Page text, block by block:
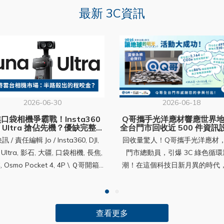
最新 3C資訊
2026-06-30
袋相機爭霸戰！Insta360
搶佔先機？優缺完整分
析＋套裝購買攻略
人機專利、結構設計和影像處理技術，大疆也提出：影石部分發明人曾是 DJI 核心研發人員，依中國專利法，這些可能屬於「職務發明」，專利權應歸大疆所有。 目前六月這場在美國，大疆針對「外觀」和「技術」兩個大方向指控影石，並要求法院下達永久禁制令，可以說大疆於美國市場受限的情況底下，也試圖阻擋 Luna 系列在美國的銷售。 外觀方面，說影石抄了 DJI Osmo Pocket 的基礎外觀，包含手柄造型、雲台結構、可旋轉螢幕、按鍵配置、整體比例⋯⋯等等；也有另一說，說這是產品設計的「趨同演化」；源自生物學，不同物種因相同環境壓力演化出相似特徵（例如鯊魚和海豚體型趨同），但⋯⋯口袋雲台相機真的沒有其他設計外觀可以嘗試了嗎？技術方面，大疆認為影石的 Luna 複製了 Osmo Pocket 的以下核心功能：主體追蹤、雲台方向跟隨控制、雲台模式切換、鎖定拍攝方向功能（Lock Mode）；大疆在訴狀中甚至使用了相當強烈的措辭「blatantly copy」公然抄襲。 沒人是紙老虎，影石迅速反擊 Insta360 會接受這些指控嗎？當然不。非常快地，隔天 Insta360 就在美國提出反訴。指控 DJI 侵犯影石五項專利，包括雲台穩定技術、雲台方向控制、平滑防震演算法等等；產品線涉及 Osmo Pocket、Ronin / RS、Osmo Mobile、Osmo 360。 Insta360 創辦人劉靖康在日本 DC.Watch 的專訪表示：Luna 專案其實從 2020 年就開始開發，技術源自：ONE R、Link 網路攝影機、Flow 手機穩定器；並非抄襲 DJI。而 DJI 選在 Luna 發售當天提告，反而彰顯其害怕競爭的心理。 不過，在 DJI 提交美國德州東區法院的訴狀中，DJI 的立場相當明確：Luna 系列不只是外觀接近，而是從機身輪廓到功能組合，都「全面複製」DJI 花費多年研發並取得專利的 Osmo Pocket 系列技術。 換句話說，Insta360 把這場官司定調為「巨頭打壓新競爭者」；DJI 則在訴訟文件中把它定調為「保護多年研發成果與專利權」。 目前訴訟火熱進行中，而 Luna Ultra 至此據說買氣和銷量也不錯。究竟這台 Luna Ultra 有什麼能耐，讓大疆不得不動真格？讓我們一起看下去⋯⋯（老套） （⭡回目錄） 二、Luna Ultra 規格大解密——徠卡加持了什麼？ 看完以上（激發潛能）的良性競爭（嗎？），讓我們將鏡頭從法院重新聚焦回這次主角，也就是無情搶在 DJI Osmo Pocket 4P 之前亮眼登場的：Insta360 Luna Ultra，雙鏡頭口袋雲台相機。（竟然直接出了高階版，聽說之後才會出 Luna 基礎款，與 4P 競爭的意味很鮮明啊） 說徠卡之前，先說說口袋雲台相機存在的意義 如果你還沒有一台口袋相機、也不明白像 Pocket 這樣手持式的雲台相機，買來要做什麼用？手機不夠用嗎？簡單說，一來是讓單一功能交給專業設備，解放手機；避免長時間的錄影會讓手機發燙耗電，不必犧牲了手機本來在生活中的功能（導航、查資料、行動支付）。Luna Ultra 除了以白色打入喜歡輕盈形象的市場，可分離的螢幕更是主打賣點，當個會拍照的好男友簡直易如反掌。（嗯？你說要先有什麼？） 二來，專為紀錄的設備多方面體驗都優於手機，尤其在抗震防抖、儲存空間、使用體驗（握法、操作）的面向設計都比手機來的友善——穩定器（雲台）讓你放心行動，拍個片不用如履薄冰怕晃動；獨立的儲存空間和記憶卡，方便收納更多回憶；最後，單手握持就能拍出震撼美景，需要時還能用自帶腳架立著自拍，這樣的體驗怎能讓旅行者不愛？ Luna Ultra 五個重點特色 項目說明1. 聯名研發影石 Insta360 × Leica 德國徠卡 共同研發2. 鏡頭規格1 英吋主鏡頭（F1.8 光圈、14 檔動態範圍） 1/1.3 英吋長焦鏡頭（F2.0 光圈）3. 變焦能力6 倍無損變焦（120mm） + 最高 12 倍變焦（240mm） 4. 晶片系統業界首款 AI 三晶片系統： 1 張高通 4nm 旗艦晶片 + 2 張專業影像晶片 支援 4K 60fps 夜拍錄影 5. 可拆卸螢幕2 吋 OLED 可拆卸式圖傳遙控螢幕 最遠 20 公尺圖傳 內建麥克風可收音 一機雙徠卡，畫質有底氣像 2008 年的皮克斯電影主角瓦利，橫向排列的雙鏡頭，似嘴巴處放上徠卡聯名標誌 LEICA，左邊主鏡頭，感光元件 1 吋，畫素約 3700 萬等級（依官方主鏡頭靜態照片參數推算），錄影最高 8K（約3300萬畫素）， 具備 F1.8 大光圈與 14 檔動態範圍；右邊則是 1/1.3 吋的徠卡長焦鏡頭，F2.0 光圈，負責 3 倍光學以上的遠攝與空間壓縮感。 徠卡是擁有超過一個半世紀光學底蘊、並有百年相機工藝傳承的德國影像品牌。 徠卡加持——色彩真功夫，鏡頭給門面？你會不會懷疑，Luna Ultra 的徠卡聯名是真材實料還是行銷噱頭？答案是：色彩科學這塊徠卡是明確有感、拍幾張照片就能驗證；鏡頭設計的部分，徠卡實際貢獻多少則是外人很難說死的灰色地帶。Insta360 ONE R 1 英吋版官方宣傳圖，雙機並列展示，紅黑配色機身搭載 Leica 認證鏡頭，為雙方最早期的合作機型。這已經不是 Insta360 第一次找徠卡了——兩家從 2020 年的 ONE R 一英吋版就開始合作，至今橫跨六年，期間推出過 ONE R、Ace Pro、Ace Pro 2 等多款聯名機種。而「徠卡聯名」實際上代表什麼？參考目前被認為合作最深的小米案例，徠卡主管 Pablo Noda 在 Counterpoint 專訪 表示徠卡通常會在幾個環節協助，包括：鏡頭共研、感光元件選擇建議、ISP（影像信號處理器）調校，以及「色彩科學」。徠卡通常不負責生產感光元件，這部分還是廠商自己的事。Leica Camera 位於德國 Wetzlar 萊茲公園（Leitz-Park）的圓形玻璃帷幕總部大樓外觀，銀灰色雙圓柱建築頂端標有紅色 Leica 標誌。 在徠卡可能參與合作的環節裡，色彩科學是最容易被看見的。Insta360 Luna Ultra 中設定即可見 Natural、Vivid、Chrome（自然、生動、復古）三組徠卡原廠色彩濾鏡；好不好用，使用者拍幾張比一比就知道。Insta360 App ＞「我的」＞「照片水印」＞ 開啟並選「白邊框」，匯出照片即套上徠卡框。這算是Luna的大絕招嗎？套個框看起來更漂亮了。 至於「鏡頭光學」——這就是門面學問了，只是「通過徠卡等級品質認證」的背書，不可能把徠卡動輒數十萬的專業鏡頭設計搬過來。可以合理推測徠卡確實有參與品質把關、也可能給了鍍膜或鏡片設計建議，但具體貢獻多少，外部沒辦法驗證。對消費者而言，你真正買到的是徠卡保障的品牌美學、高端感、影像風格、色彩調校、以及經過考驗的畫質。 拍照錄影要的就是畫面漂亮，而漂不漂亮，肉眼所見的色彩感受是直觀的。Insta360 的產品策略在某種程度上似乎和蘋果有相似性，圍繞著易用性和消費者體驗打轉，致力讓大眾新手都感到友善。 （⭡回目錄） 三、夜景加強、螢幕遙控：Luna Ultra 亮點巡禮 盤點硬實力——真的夠硬？ 1. 雙鏡頭，第一顆鏡頭：1 英吋主鏡頭（37MP，支援 RAW） 主鏡頭 1 吋 ——自 2023 秋季 DJI Osmo Pocket 3 開始，1 吋感光元件的主鏡頭進入口袋雲台相機產品，高規下放似乎漸成常態。 最高 37MP ——即 3700 萬畫素，以 Luna Ultra 的單張靜態照片「UltraPhoto」之最高畫素判斷。DJI Osmo Pocket 4 同樣搭載 37MP 1 吋感光元件，靜態高畫素模式叫「SuperPhoto」。 37MP是幾K？——可參考 Osmo Pocket 4 的實際輸出，1:1 為 6144×6144（37MP），16:9 為 7680×4320（33MP）也就是 8K。 2. 雙鏡頭，第二顆鏡頭：1/1.3 英吋長焦鏡頭 長焦鏡頭 1/1.3 吋 ——相對一般手機的望遠副鏡頭感光元件多落在 1/3.5 吋到 1/2 吋之間，連 2025 年望遠大幅升級的 iPhone 17 Pro 也僅 1/2.55 吋，Luna Ultra 面積約為其 3 倍；感光面積大，單位時間收到的光子多，訊噪比就高。結果是暗部更乾淨、夜景/室內噪點更少。然而感光元件的大小不必然代表成像品質的好壞，還有運算等多方因素，最終還是得看成像。 微距 / 近拍能力 ——Luna Ultra 的長焦不只拿來拍遠，也能拿來拍近。英國科技媒體 T3 實測提到 最短對焦距離約 15cm，搭配 12x 等效 240mm，可以拍昆蟲、花草、食物、產品細節，壓縮感和散景會比一般超廣角 Vlog 相機更有趣。缺點是缺少對焦峰值提示，加上螢幕小，難發現跑焦。 3. 五段變焦，是什麼概念？不確定五段變焦的實力？和幾乎兩倍價格（快四萬）的旗艦 iPhone 比一比，對得起價格的變焦實力一目瞭然1x（20mm）主鏡頭原生焦段 2x（40mm）主鏡頭高解析裁切 3x（60mm）獨立長焦鏡頭，非數位裁切 6x（120mm）長焦鏡頭高解析裁切 12x（240mm）長焦鏡頭進一步數位裁切／放大，畫質會下降網友分享的長焦拍攝的微距照片；因為對焦距離很短，所以很容易拍出微觀，這點是目前較新 iPhone 比較遺憾的。 實測發現五段變焦有其限制：＊錄影方面：錄 100fps 以上只有兩段 1x、3x（推測應是高幀率不可用長焦鏡頭）、且錄影中不可變焦。錄解析度 8K 只有四段 1x、2x、3x、6x，且錄影中不能切換鏡頭！主鏡頭 8K 只能在 1x~2.9x 之間變焦、長焦 8K 只能在 3x~6x 之間變焦。＊拍照方面：超清 UltraPhoto 37MP 只有兩段 1x、3x。切換變焦——透過螢幕點擊或撥桿操作、撥桿可推著漸變（數位變焦），可惜的是預設需逐段 1x→2x→3x→6x→12x 慢慢切換，且稍有延遲，沒有連點快速操作，比較陽春，但可以設自定義按鍵達成。 4. AI 三晶片：2 顆專用影像晶片＋1 顆 4nm 旗艦 AI 晶片 2 顆專用影像晶片（dual imaging chips）——負責感光元件訊號處理，主攻低光降噪、亮度與細節還原。 1 顆 4nm 旗艦 AI 晶片——從 Insta360 X5 用的 5nm 換成更新製程的 4nm，負責更高階的 AI 運算如主體追蹤、對焦反應、場景辨識等。Insta360 過去的相機長年被批評低光雜訊重、為了提亮而犧牲色彩準確度。此設計主要針對 Insta360 過去低光雜訊偏高的弱點，配合 1 吋大底與 4K60fps PureVideo 低光模式提升暗部表現。 5. 兩吋 OLED 可拆卸圖傳螢幕 可拆卸圖傳螢幕 ——業界首創，2 吋 OLED 觸控螢幕可整片拆下，變身無線遙控監看器，並內建麥克風與完整操控鍵。對單人自拍極為實用：相機架好、螢幕在手，自己構圖收音一手包辦。但與其他口袋雲台相機一樣，螢幕小，要確認對焦比較吃力。 20 公尺傳輸距離 ——實際視環境干擾，綜合 TechRadar、ReviewsTown 等媒體評測結果，最穩定範圍約 10~15 公尺，約一個籃球半場。 潛在風險 ——這個設計讓機身多了一組拆裝結構、觸點與通訊模組。T3 認為這功能未必人人需要，且可能增加潛在故障點。簡單說，它是 Luna Ultra 最吸睛的設計之一，但也是長期耐用性最值得觀察的地方。 6. POV 頭部追蹤器 POV 頭部追蹤器是什麼？——它是一顆戴在耳朵上的小型追蹤器，偵測你的頭部動作（水平 + 垂直），讓 Luna Ultra 的雲台即時跟著你「看的方向」轉動。相機本體則掛在頸掛（Neck Mount）或胸前，雙手完全解放。 好用嗎？——PetaPixel 講得很直白，實際運作不錯，但你得靠低頭、轉頭來控制鏡頭，在公共場合使用需要點恥力。此外，掛在胸前，需要注意跑跳時身體與機器碰撞，等等不同的實際使用狀況，成片實用與否因人而異。 7. 單機身重量約 230 克上下，裝續航手柄接近 300 克AI示意，Luna Ultra 約 17 公分、細長罐可樂約 13.4 公分。 算重嗎？——官方稱 200 克出頭，實測約 230~235 克，與 Pocket 4P 差不多。這個重量是雙鏡頭加可拆螢幕的代價，體感約等同一支大尺寸旗艦手機。如果以握感和重量而言可以想像小罐 250ml 細長瓶身的可樂（250g）。 8. 內建 47 GB 儲存空間Luna Ultra 內建容量偏小、更依賴記憶卡。 47GB 夠用嗎？——對比 DJI Osmo Pocket 4 的 107 GB 內建，根據兩家官方數據，4K/60fps 可以約錄製 220 分鐘 vs 104 分鐘，在這點上 Luna 比較可惜了。 可以插記憶卡？——可擴充的天花板比對手高一倍，支援microSD 到 2TB。 9. 23 分鐘快充 80%1550mAh 電池，官方表示最長續航時間達 4 個小時。 快嗎？——電池容量 1550mAh 和對手 1545mAh 幾乎相同，影石官方公佈數據是 45W 快充，而 DJI 是 65W 快充 18 分到 80%，差不多，都是吃頓飯的時間就充飽了，續戰力十足。不過如果和同樣有長焦的 Pocket 4P 相比官方數據，Luna Ultra 的滿電續航多了 4P 半小時。 吸睛軟實力——包羅萬象 1. Deep Track 5.0：自動、變焦和群組追蹤，以及智能構圖 自動追蹤 ——螢幕上對要追蹤的東西點兩下、或點畫面上追蹤圖示後進行框選。TIPS！也可以用搖桿單壓快速啟動（會聰明地自動判斷主體）；追蹤模式中，壓一次搖桿就可以取消追蹤功能囉～ 變焦追蹤 ——追蹤時不會自動變焦，這是指不同焦段都有追蹤功能。 群組追蹤 ——框選時一次框住多人，就可以在兼顧整體構圖同時，在畫面裡一同追蹤最多 8 人。 智能構圖 ——3×3 黃金比例網格，可設定追蹤主體在畫面上的位置，例如左上、右下；不必死板置中，對構圖有需求的人是大加分。 物理追蹤限制 ——雲台無法 360° 旋轉：Stuff、TECHMISSION 都提到，主體繞到正後方就追不到，這是機械限制，沒辦法。 2. 4K 120fps 慢動作 注意變焦限制 ——對多數人來說 4K120 其實夠用了，但也別忘記超過 100fps 這台變焦只剩下 1x 和 3x。 同級規格 ——Luna Ultra 慢動作 4K 最高僅 120fps，想要 240fps 得退到 1080p；而 Pocket 4 能 4K240，如果是追求極致慢動作拍攝的話Luna稍微可惜了些。 3. 10-bit I-Log 品牌內大進步 ——RedShark 實測表明這代的 I-Log 是世代級的進步：膚色漂亮，自然不數位化；Insta360 過去 8-bit 難調易崩，這代靠 10-bit 高寬容大幅改善。 和 DJI 相比呢？——I-Log 目前處於「軟體強大，但硬體與生態配套跟不上」的尷尬期。沒有機身曝光輔助、缺乏龐大的後期 LUT 支援，導致它的試錯和時間成本可能高於 DJI 的 D-Log，比起作為專業群體的工具或許更像高階功能嚐鮮合輯。 4. Dolby Vision 杜比視界影片 Dolby Vision 杜比視界是什麼？——這是 HDR 的一種高階格式，在影片裡夾帶了「動態中繼資料」讓影片在不同場景、甚至不同畫面之間，調整亮度、對比、色彩映射等呈現方式。不像普通 HDR（如 HDR10）是整支片套用一組固定設定。 好用嗎？——先說 PetaPixel 評測發現標準 8K24 錄到過熱停機是 49 分鐘；4K120 過熱是 44 分鐘；而官方給出的標準 8K30 約 35 分鐘，未說明杜比視界影片以內建容量可錄多長。實測操作切換時會顯示「8K杜比視界升溫較快，建議在有風環境下使用」。 實測 ——Ｑ小編在辦公室冷氣房，實測錄製杜比視界 8K30 可以錄超過 50 分鐘！比官方的標準 8K30 約 35 分鐘還要久，但機身內側和面板接合處是真的很燙，建議把面板拆下來散熱。 5. PureVideo 專為低光拍攝所作 ——標準模式是正常影像處理，適合白天或光線穩定的環境；PureVideo 則是低光專用，利用演算法和AI晶片更積極地處理雜訊和暗部。 三個限制 ——第一是 PureVideo 最高只到 4K 60fps。第二是細節可能會被降噪抹掉，這是這類低光 AI 降噪的共同代價。第三是動態畫面容易變軟或有拖影感，夜拍為了吃更多光，通常會降低快門速度；光線越少，穩定度越容易變差，拍 30fps 會較理想。 6. Leica 色彩 內建 3 款徠卡濾鏡與 6 款電影濾鏡 ——Leica Natural 自然耐看，Leica Vivid 讓顏色更飽滿，Leica Chrome 更強對比和復古。另外正片、底片、CC底片、NC底片、日系、歐美，六種濾鏡可調整強中弱三級。 7. 一鍵美顏 美顏功能 ——可以使用一鍵開啟套用預設，也可分別調整兩項內容：膚色（小麥到白皙共七種）、磨皮（五種強度）。 8. 兩億畫素全景照片啟動後雲台自動轉動、拍多張照片，再合成一張超高解析度的 2:1 電影比例全景圖。拍城市、山景、室內空間、旅遊大景時，後期裁切彈性很大。 8. 色彩 QR 碼分享在 Luna Ultra 裡調好一套影像風格後，可以把這套設定生成一個 QR Code。別人用 Luna Ultra 鏡頭掃這個 QR Code，就能快速套用同一套風格。官方說它不只包含基本濾鏡，還可以包含 美顏、濾鏡、色彩模式、白平衡等影像調整參數。這其實有點社群味。別人看到某個創作者的 Luna 畫面很好看，不用自己猜參數，掃一下就能套同款風格。 （⭡回目錄） 四、Luna Ultra 有６款套裝，怎麼挑 CP 值高？ 懶人結論：多數人先看續航套裝；會拍人講話就直上 Vlog 套裝；創作者套裝不是不能買，而是要確定 Mic Pro、增廣鏡、續航手柄都用得到，才真的划算。 套裝名稱價格 (NT$)內含配件標準套裝22,9901× Luna Ultra 機身 1× 保護殼 1× 防風罩 1× 1/4" 螺紋手柄 1× 手繩（防丟繩）續航套裝26,200標準套裝全部配件＋ 1× 收納包 1× 續航手柄（內建 1000mAh，可邊拍邊充）隨行套裝26,200標準套裝全部配件＋ 1× 收納包＋ 1× 黑柔鏡（柔化光線、增加氛圍感）Vlog 套裝26,900標準套裝全部配件＋ 1× Mic Air 發射器（無線麥）＋ 1× 黑柔鏡＋ 1× 斜背掛繩POV 套裝26,300標準套裝全部配件＋ 1× 第一人稱頭部追蹤模組＋ 1× 頸掛支架創作者套裝29,990標準套裝全部配件＋ 1× Mic Pro 發射器（進階無線麥）＋ 1× 增廣鏡（更廣視角）＋ 1× 續航手柄＋ 1× 收納包 小白預算有限、不確定想怎麼拍，先看標準套裝：標準套裝 22,990 元，主機加保護殼、防丟繩，還有一支 1/4" 螺紋手柄——這支手柄底部能展開三腳架，桌面定點、自拍、放著讓 AI 追蹤都不用另外接腳架。機身內建多麥克風陣列，加上隨附的防風罩，手持在正常環境對著鏡頭講話，內建收音就夠用。續航方面官方說 4 小時是 1080p24、關螢幕關 Wi-Fi 的實驗室數字，實際錄 4K 還要看環境和操作狀況，有媒體實測出 1.5 小時左右，所以如果你很擔心電量、又不想接著行動電源使用，可以向上考慮續航套裝。 同樣價格，續航 vs 隨行套裝，要選哪個？續航套裝 → 多續航手柄：內建 1000mAh、邊拍邊充，底部一樣保留三腳架和 1/4" 螺孔。隨行套裝 → 多黑柔鏡：柔化高光與燈光邊緣，做出帶電影感的柔和光暈和溫潤調性 。續航可以事後解決。 機身底部就是 USB-C，帶一顆行動電源加一條線，一樣能邊拍邊充，效果跟續航手柄幾乎一樣、成本更低。續航手柄的真正優勢只在「整合進握把、不用外掛電源垂一條線」，邊走邊拍俐落一點，代價是握把變長變重（比原本的螺紋手柄多約 40g）。換句話說，就算不買它，電量問題你手上的行動電源就能補。黑柔鏡反而是無可替代的。 那種亮部暈開、柔霧的質感是在光學層做進去的，後製只能逼近、很難完全複製（尤其高光的光暈）。但它是雙面刃——會降一點銳利和對比，場景挑錯或吃太重畫面會糊、會髒，而且拍進去就拿不掉。它吃的是品味和場景判斷，不是無腦加分，所以最好先做點功課再決定要不要黑柔鏡。 Vlog 套裝：你需要無線麥嗎？Vlog 套裝沒收納包，多了無線麥、黑柔鏡和斜背掛繩。抉擇點是收音
2026-06-18
Q哥攜手光洋應材響應世界
全台門市回收近 500 件資訊
落實 3C 循環永續！
回收量驚人！Q哥攜手光洋應材
門市總動員，引爆 3C 綠色循環
潮！在這個科技日新月異的時代
的舊 3C 設備，最後都去哪裡了嗎
球電子廢棄物（E-waste）正以
查看更多